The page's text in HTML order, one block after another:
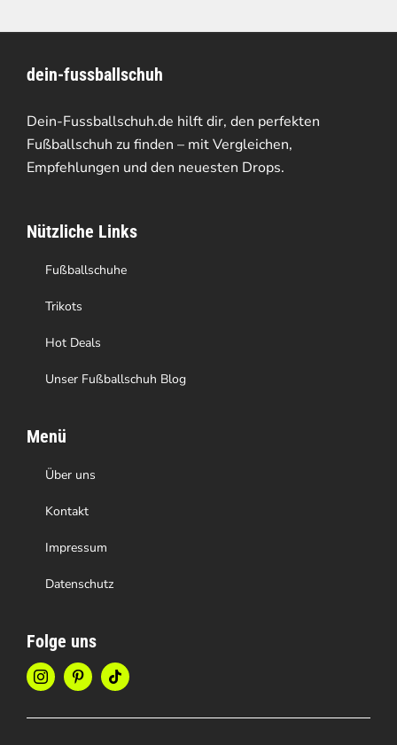
dein-fussballschuh
Dein-Fussballschuh.de hilft dir, den perfekten
Fußballschuh zu finden – mit Vergleichen,
Empfehlungen und den neuesten Drops.
Nützliche Links
Fußballschuhe
Trikots
Hot Deals
Unser Fußballschuh Blog
Menü
Über uns
Kontakt
Impressum
Datenschutz
Folge uns